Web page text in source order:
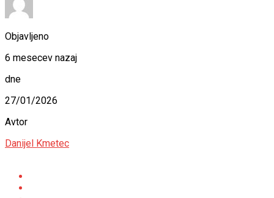
Objavljeno
6 mesecev nazaj
dne
27/01/2026
Avtor
Danijel Kmetec